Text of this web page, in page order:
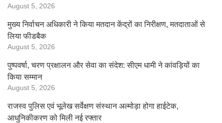
August 5, 2026
मुख्य निर्वाचन अधिकारी ने किया मतदान केंद्रों का निरीक्षण, मतदाताओं से
लिया फीडबैक
August 5, 2026
पुष्पवर्षा, चरण प्रक्षालन और सेवा का संदेश: सीएम धामी ने कांवड़ियों का
किया सम्मान
August 5, 2026
राजस्व पुलिस एवं भूलेख सर्वेक्षण संस्थान अल्मोड़ा होगा हाईटेक,
आधुनिकीकरण को मिली नई रफ्तार